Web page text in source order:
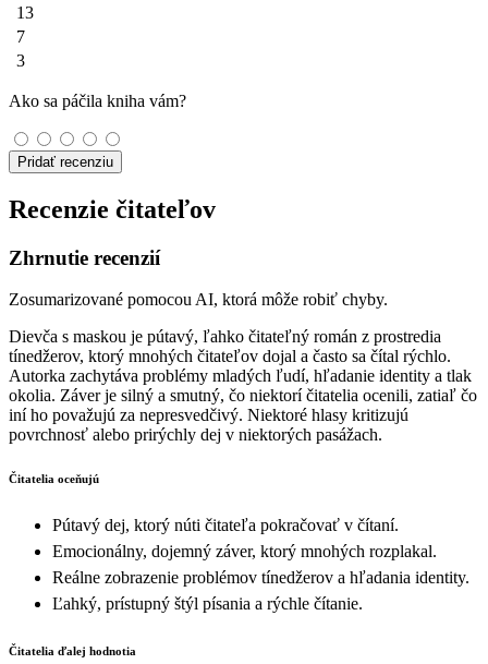
13
7
3
Ako sa páčila kniha vám?
Pridať recenziu
Recenzie čitateľov
Zhrnutie recenzií
Zosumarizované pomocou AI, ktorá môže robiť chyby.
Dievča s maskou je pútavý, ľahko čitateľný román z prostredia
tínedžerov, ktorý mnohých čitateľov dojal a často sa čítal rýchlo.
Autorka zachytáva problémy mladých ľudí, hľadanie identity a tlak
okolia. Záver je silný a smutný, čo niektorí čitatelia ocenili, zatiaľ čo
iní ho považujú za nepresvedčivý. Niektoré hlasy kritizujú
povrchnosť alebo prirýchly dej v niektorých pasážach.
Čitatelia oceňujú
Pútavý dej, ktorý núti čitateľa pokračovať v čítaní.
Emocionálny, dojemný záver, ktorý mnohých rozplakal.
Reálne zobrazenie problémov tínedžerov a hľadania identity.
Ľahký, prístupný štýl písania a rýchle čítanie.
Čitatelia ďalej hodnotia